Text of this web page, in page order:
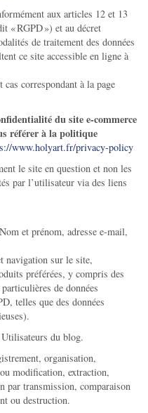
aux articles 12 et 13
« RGPD ») et au décret
de traitement des données
ce site accessible en ligne à
cas correspondant à la page
du site e-commerce
référer à la politique
www.holyart.fr/privacy-policy
le site en question et non les
par l’utilisateur via des liens
et prénom, adresse e-mail,
navigation sur le site,
préférées, y compris des
de données
telles que des données
Utilisateurs du blog.
organisation,
modification, extraction,
par transmission, comparaison
ou destruction.